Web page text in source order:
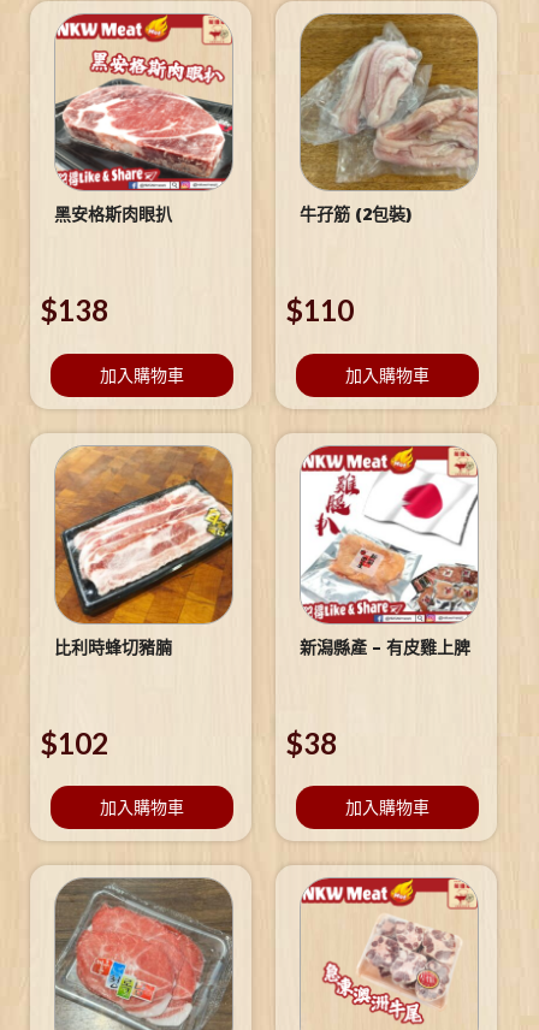
黑安格斯肉眼扒
$138
加入購物車
牛孖筋 (2包裝)
$110
加入購物車
比利時蜂切豬腩
$102
加入購物車
新潟縣產 – 有皮雞上脾
$38
加入購物車